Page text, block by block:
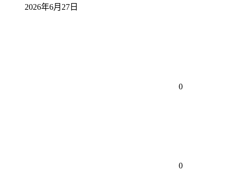
2026年6月27日
0
0